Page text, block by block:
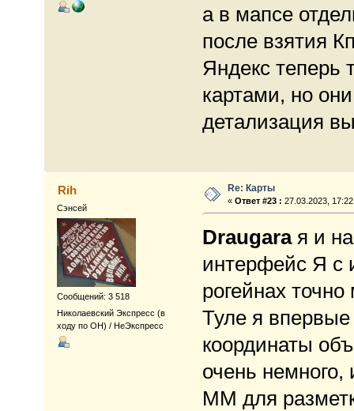
а в мапсе
после взятия
Яндекс теперь
картами, но
детализация
Rih
Сэнсей
Сообщений: 3 518
Николаевский Экспресс (в
ходу по ОН) / НеЭкспресс
Re: Карты
«Ответ #23 : 27.03.2023,
Draugaraя и
интерфейс Я с
рогейнах
Туле я впервые
координаты
очень немного,
ММ для